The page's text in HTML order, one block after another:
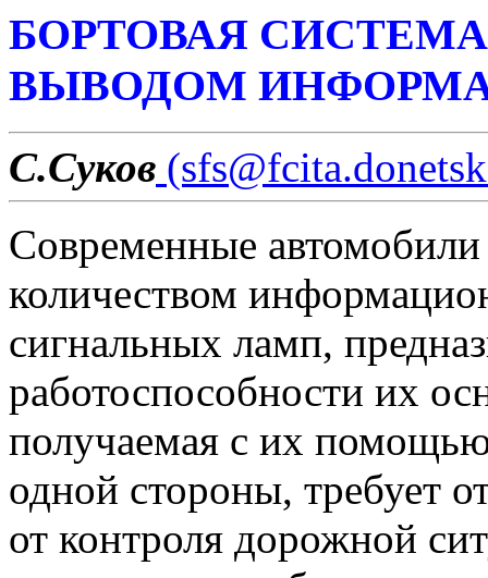
БОРТОВАЯ
ВЫВОДОМ
С.Суков
Современные
количеством
сигнальных ламп,
работоспособности их
получаемая с их
одной стороны, требует
от контроля дорожной